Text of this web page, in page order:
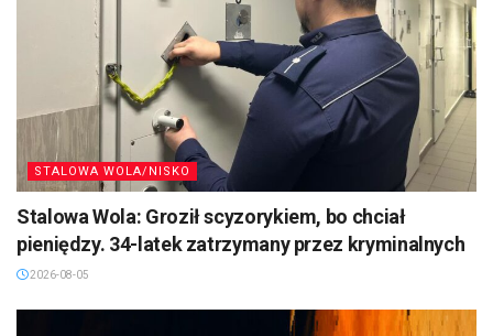
STALOWA WOLA/NISKO
Stalowa Wola: Groził scyzorykiem, bo chciał
pieniędzy. 34-latek zatrzymany przez kryminalnych
2026-08-05